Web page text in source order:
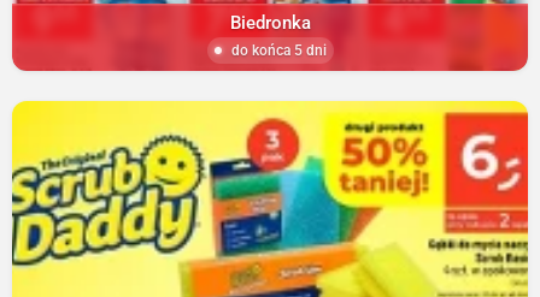
Biedronka
do końca 5 dni